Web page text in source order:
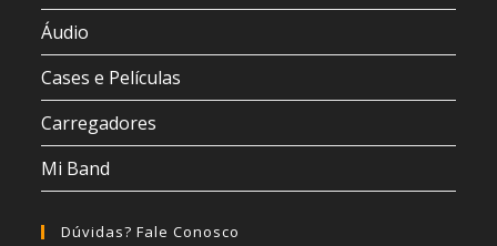
Áudio
Cases e Películas
Carregadores
Mi Band
Dúvidas? Fale Conosco